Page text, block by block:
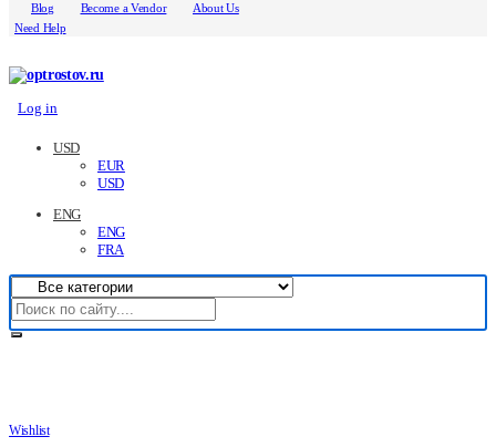
Blog
Become a Vendor
About Us
Need Help
Log in
USD
EUR
USD
ENG
ENG
FRA
Wishlist